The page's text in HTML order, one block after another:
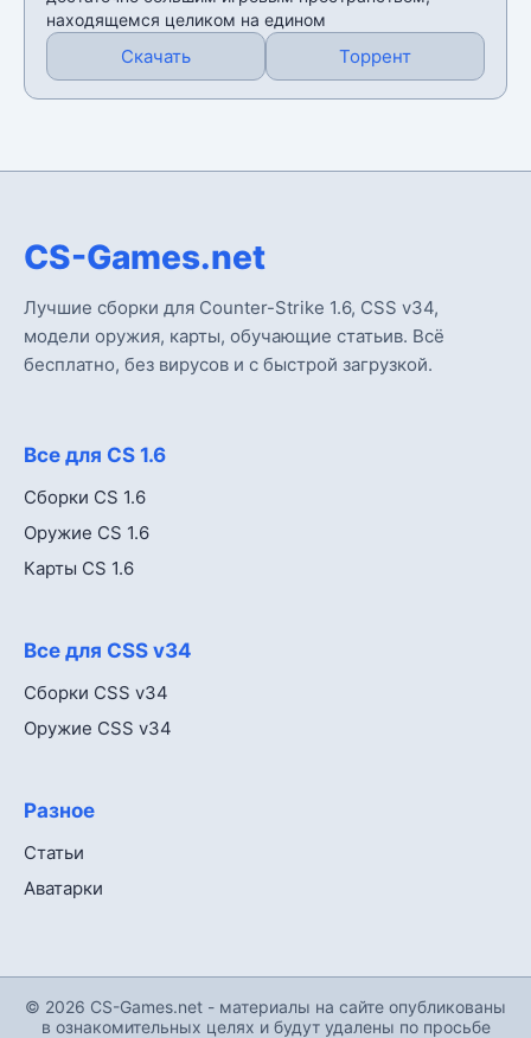
находящемся целиком на едином
Скачать Торрент
CS-Games.net
Лучшие сборки для Counter-Strike 1.6, CSS v34,
модели оружия, карты, обучающие статьив. Всё
бесплатно, без вирусов и с быстрой загрузкой.
Все для CS 1.6
Сборки CS 1.6
Оружие CS 1.6
Карты CS 1.6
Все для CSS v34
Сборки CSS v34
Оружие CSS v34
Разное
Статьи
Аватарки
© 2026 CS-Games.net - материалы на сайте опубликованы
в ознакомительных целях и будут удалены по просьбе